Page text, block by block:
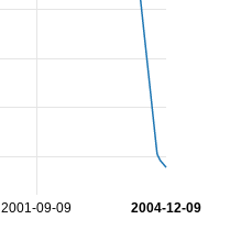
2001-09-09 2004-12-09